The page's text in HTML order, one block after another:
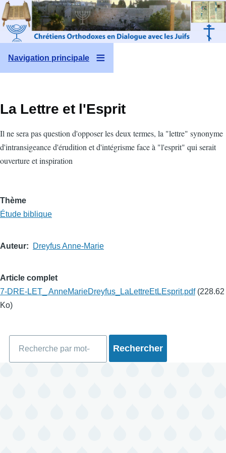
Aller au contenu principal
Navigation principale
La Lettre et l'Esprit
Il ne sera pas question d'opposer les deux termes, la "lettre" synonyme
d'intransigeance d'érudition et d'intégrisme face à "l'esprit" qui serait
ouverture et inspiration
Thème
Étude biblique
Auteur Dreyfus Anne-Marie
Article complet
7-DRE-LET_ AnneMarieDreyfus_LaLettreEtLEsprit.pdf (228.62
Ko)